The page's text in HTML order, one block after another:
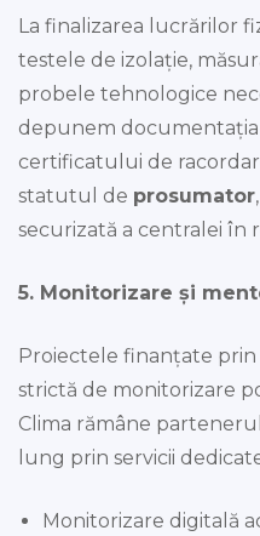
La finalizarea lucrărilor
testele de izolație,
probele tehnologice
depunem
certificatului de
statutul de prosumator
securizată a centralei în
5. Monitorizare și
Proiectele finanțate
strictă de monitorizare
Clima rămâne
lung prin servicii
Monitorizare digitală